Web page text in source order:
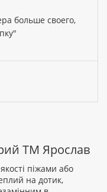
ТМ Ярослав
піжами або
на дотик,
больше своего,